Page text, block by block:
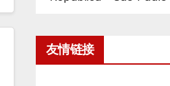
友情链接